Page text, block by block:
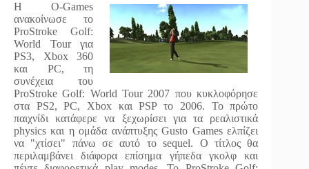
Η O-Games
ανακοίνωσε το
ProStroke Golf:
World Tour για
PS3, Xbox 360
και PC, τη
συνέχεια του
ProStroke Golf: World Tour 2007 που κυκλοφόρησε
στα PS2, PC, Xbox και PSP το 2006. Το πρώτο
παιχνίδι κατάφερε να ξεχωρίσει για τα ρεαλιστικά
physics και η ομάδα ανάπτυξης Gusto Games ελπίζει
να "χτίσει" πάνω σε αυτό το sequel. Ο τίτλος θα
περιλαμβάνει διάφορα επίσημα γήπεδα γκολφ και